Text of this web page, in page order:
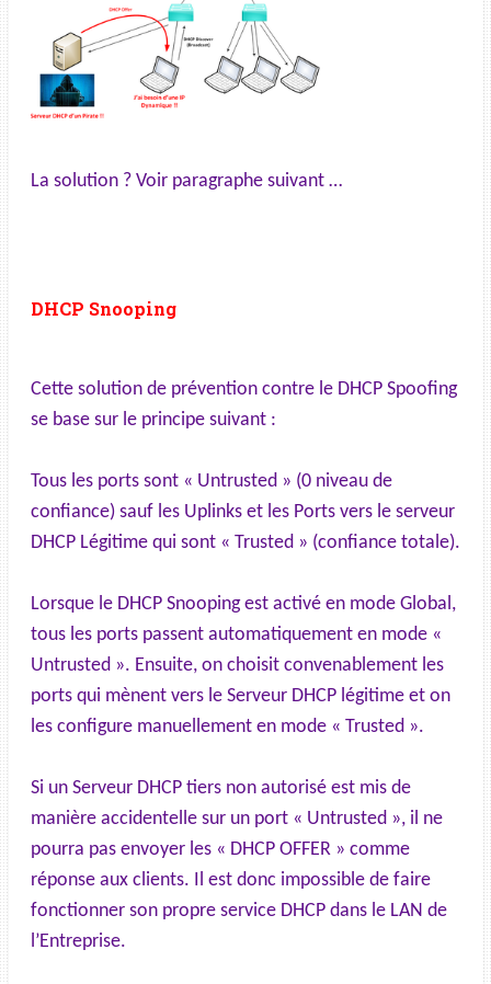
La solution ? Voir paragraphe suivant …
DHCP Snooping
Cette solution de prévention contre le DHCP Spoofing
se base sur le principe suivant :
Tous les ports sont « Untrusted » (0 niveau de
confiance) sauf les Uplinks et les Ports vers le serveur
DHCP Légitime qui sont « Trusted » (confiance totale).
Lorsque le DHCP Snooping est activé en mode Global,
tous les ports passent automatiquement en mode «
Untrusted ». Ensuite, on choisit convenablement les
ports qui mènent vers le Serveur DHCP légitime et on
les configure manuellement en mode « Trusted ».
Si un Serveur DHCP tiers non autorisé est mis de
manière accidentelle sur un port « Untrusted », il ne
pourra pas envoyer les « DHCP OFFER » comme
réponse aux clients. Il est donc impossible de faire
fonctionner son propre service DHCP dans le LAN de
l’Entreprise.